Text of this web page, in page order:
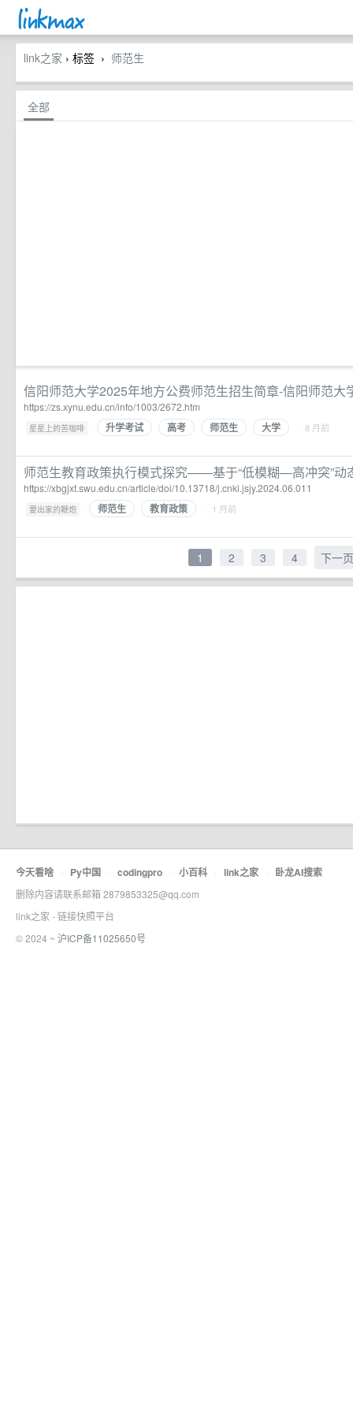
link之家 › 标签 › 师范生
全部
信阳师范大学2025年地方公费师范生招生简章-信阳师范大
https://zs.xynu.edu.cn/info/1003/2672.htm
星星上的苦咖啡 · 升学考试 高考 师范生 大学 · 8 月前
师范生教育政策执行模式探究——基于“低模糊—高冲突”动
https://xbgjxt.swu.edu.cn/article/doi/10.13718/j.cnki.jsjy.2024.06.011
要出家的鞭炮 · 师范生 教育政策 · 1 月前
1 2 3 4 下一页
今天看啥 · Py中国 · codingpro · 小百科 · link之家 · 卧龙AI搜索
删除内容请联系邮箱 2879853325@qq.com
link之家 - 链接快照平台
© 2024 ~ 沪ICP备11025650号